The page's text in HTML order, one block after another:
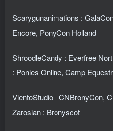
Scarygunanimations :
Encore, PonyCon Holland
ShroodleCandy : Everfree
: Ponies Online, Camp
VientoStudio : CNBronyCon,
Zarosian : Bronyscot